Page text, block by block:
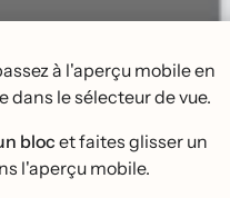
à l'aperçu mobile en
le sélecteur de vue.
blocet faites glisser un
l'aperçu mobile.